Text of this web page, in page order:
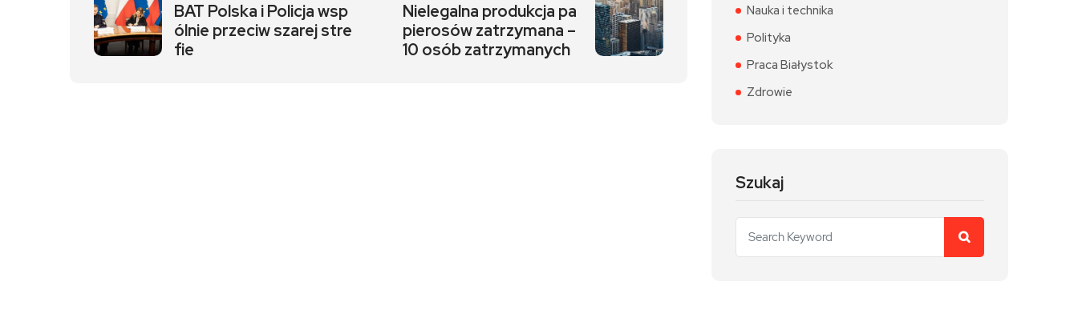
BAT Polska i Policja wsp
ólnie przeciw szarej stre
fie
Nielegalna produkcja pa
pierosów zatrzymana –
10 osób zatrzymanych
Nauka i technika
Polityka
Praca Białystok
Zdrowie
Szukaj